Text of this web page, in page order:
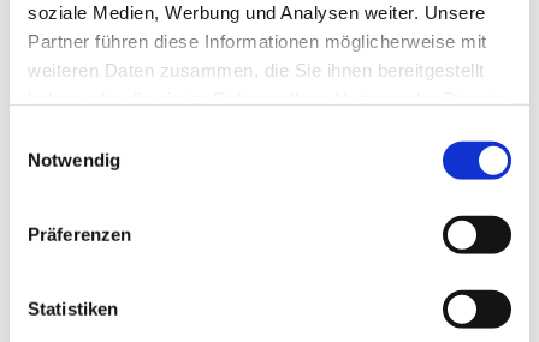
soziale Medien, Werbung und Analysen weiter. Unsere
Partner führen diese Informationen möglicherweise mit
weiteren Daten zusammen, die Sie ihnen bereitgestellt
Notwendig
Präferenzen
Statistiken
Sonntag, 2. Januar 2028, 10:00 - 11:00